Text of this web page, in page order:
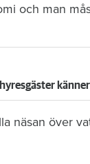
och man
näsan över